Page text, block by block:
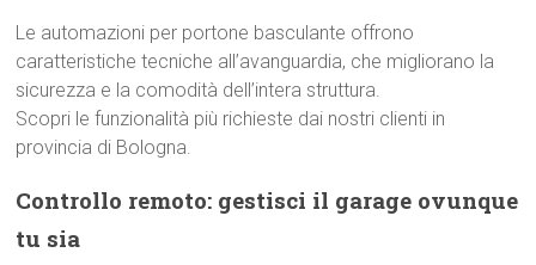
Le automazioni per portone basculante offrono
caratteristiche tecniche all’avanguardia, che migliorano la
sicurezza e la comodità dell’intera struttura.
Scopri le funzionalità più richieste dai nostri clienti in
provincia di Bologna.
Controllo remoto: gestisci il garage ovunque
tu sia